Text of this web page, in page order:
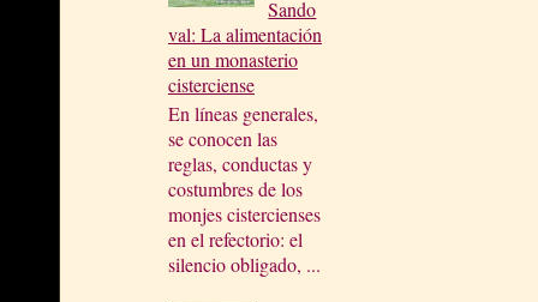
Sando
val: La alimentación
en un monasterio
cisterciense
En líneas generales,
se conocen las
reglas, conductas y
costumbres de los
monjes cistercienses
en el refectorio: el
silencio obligado, ...